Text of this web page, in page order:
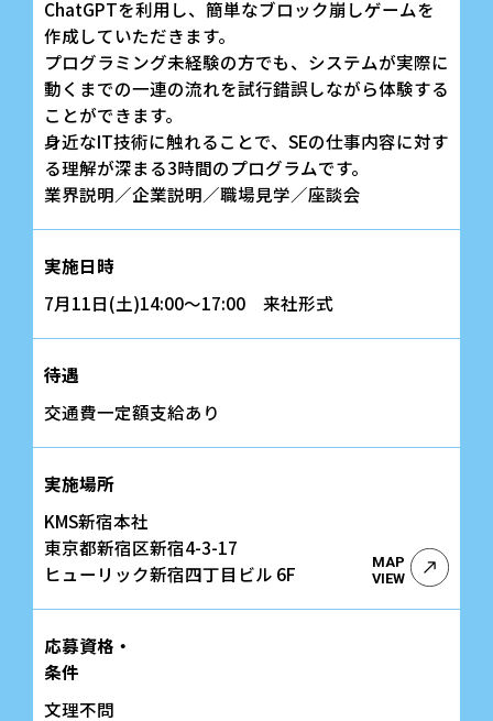
ChatGPTを利用し、簡単なブロック崩しゲームを
作成していただきます。
プログラミング未経験の方でも、システムが実際に
動くまでの一連の流れを試行錯誤しながら体験する
ことができます。
身近なIT技術に触れることで、SEの仕事内容に対す
る理解が深まる3時間のプログラムです。
業界説明／企業説明／職場見学／座談会
実施日時
7月11日(土)14:00～17:00 来社形式
待遇
交通費一定額支給あり
実施場所
KMS新宿本社
東京都新宿区新宿4-3-17
ヒューリック新宿四丁目ビル 6F
MAP
VIEW
応募資格・
条件
文理不問